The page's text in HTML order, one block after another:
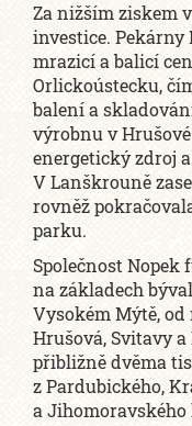
Za nižším ziskem
investice.
mrazicí a balicí
Orlickoústecku,
balení a
výrobnu v
energetický zdroj
V Lanškrouně
rovněž
parku.
Společnost Nopek
na základech
Vysokém Mýtě,
Hrušová, Svitavy
přibližně dvěma
z Pardubického,
a Jihomoravského